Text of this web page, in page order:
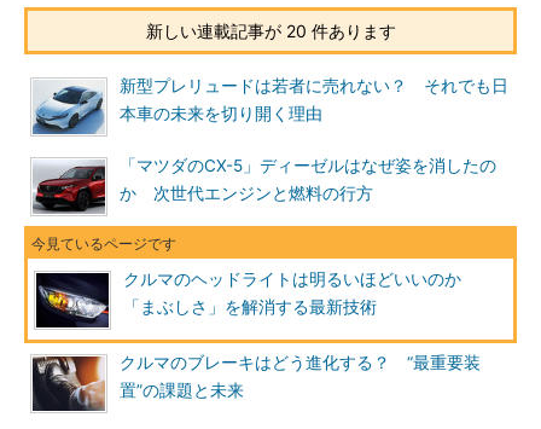
新しい連載記事が 20 件あります
新型プレリュードは若者に売れない？ それでも日
本車の未来を切り開く理由
「マツダのCX-5」ディーゼルはなぜ姿を消したの
か 次世代エンジンと燃料の行方
クルマのヘッドライトは明るいほどいいのか
「まぶしさ」を解消する最新技術
クルマのブレーキはどう進化する？ “最重要装
置”の課題と未来